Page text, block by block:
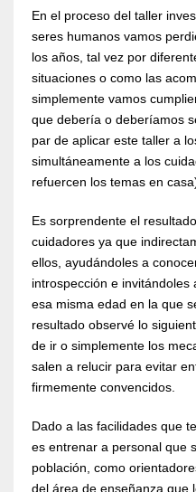
En el proceso del taller
seres humanos vamos
los años, tal vez por
situaciones o como las
simplemente vamos
que debería o deberíamos
par de aplicar este taller a
simultáneamente a los
refuercen los temas en
Es sorprendente el
cuidadores ya que
ellos, ayudándoles a
introspección e
esa misma edad en la que
resultado observé lo
de ir o simplemente los
salen a relucir para evitar
firmemente convencidos.
Dado a las facilidades que
es entrenar a personal que
población, como
del área de enseñanza que